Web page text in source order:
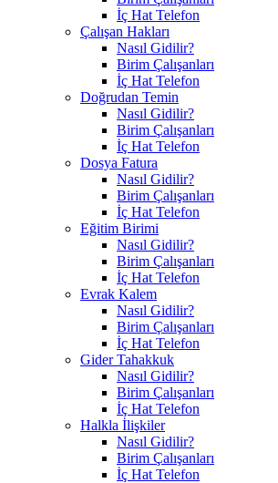
İç Hat Telefon
Çalışan Hakları
Nasıl Gidilir?
Birim Çalışanları
İç Hat Telefon
Doğrudan Temin
Nasıl Gidilir?
Birim Çalışanları
İç Hat Telefon
Dosya Fatura
Nasıl Gidilir?
Birim Çalışanları
İç Hat Telefon
Eğitim Birimi
Nasıl Gidilir?
Birim Çalışanları
İç Hat Telefon
Evrak Kalem
Nasıl Gidilir?
Birim Çalışanları
İç Hat Telefon
Gider Tahakkuk
Nasıl Gidilir?
Birim Çalışanları
İç Hat Telefon
Halkla İlişkiler
Nasıl Gidilir?
Birim Çalışanları
İç Hat Telefon